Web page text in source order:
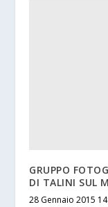
GRUPPO
DI TALINI SUL
28 Gennaio 2015